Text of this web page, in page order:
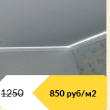
1250 850 руб/м2